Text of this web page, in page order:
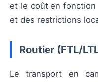
et le coût en fonction
et des restrictions
Routier (FTL/
Le transport en